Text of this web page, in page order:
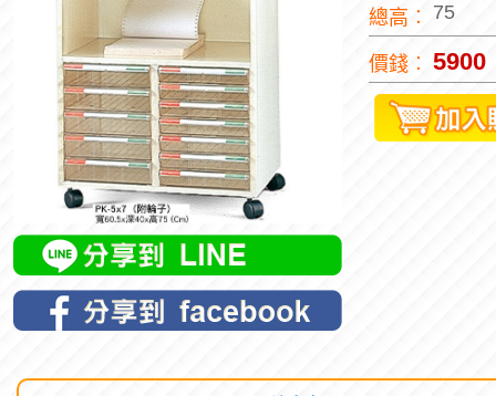
總高︰ 75
價錢︰ 5900